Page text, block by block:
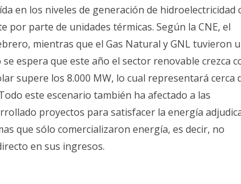
en los niveles de generación de hidroelectricidad
por parte de unidades térmicas. Según la CNE, el
mientras que el Gas Natural y GNL tuvieron
espera que este año el sector renovable crezca
supere los 8.000 MW, lo cual representará cerca
este escenario también ha afectado a las
proyectos para satisfacer la energía
que sólo comercializaron energía, es decir, no
en sus ingresos.